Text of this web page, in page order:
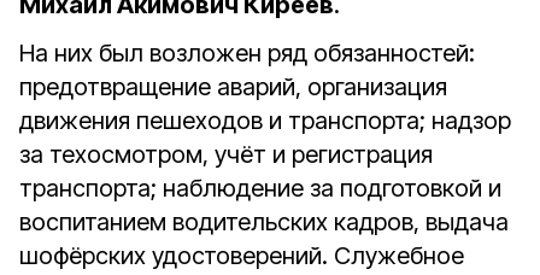
На них был возложен ряд обязанностей:
предотвращение аварий, организация
движения пешеходов и транспорта; надзор
за техосмотром, учёт и регистрация
транспорта; наблюдение за подготовкой и
воспитанием водительских кадров, выдача
шофёрских удостоверений. Служебное